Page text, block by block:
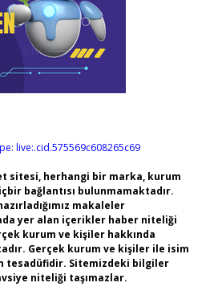
live:.cid.575569c608265c69
sitesi, herhangi bir marka, kurum
bağlantısı bulunmamaktadır.
makaleler
yer alan içerikler haber niteliği
kurum ve kişiler hakkında
Gerçek kurum ve kişiler ile isim
tesadüfidir. Sitemizdeki bilgiler
niteliği taşımazlar.